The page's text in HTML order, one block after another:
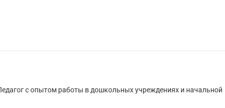
с опытом работы в дошкольных учреждениях и начальной